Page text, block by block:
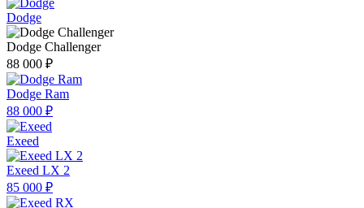
Dodge
Dodge Challenger
88 000 ₽
Dodge Ram
88 000 ₽
Exeed
Exeed LX 2
85 000 ₽